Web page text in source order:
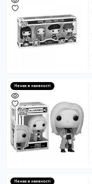
Немає в наявності
Немає в наявності